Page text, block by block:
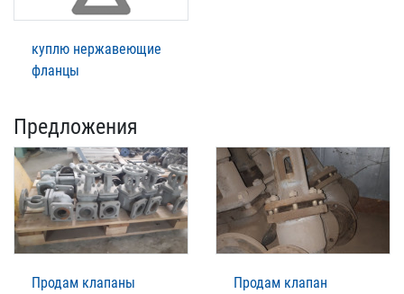
куплю нержавеющие
фланцы
Предложения
Продам клапаны
Продам клапан